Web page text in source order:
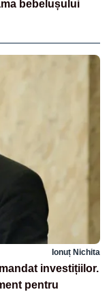
bebelușului
Ionuț Nichita
investițiilor.
pentru